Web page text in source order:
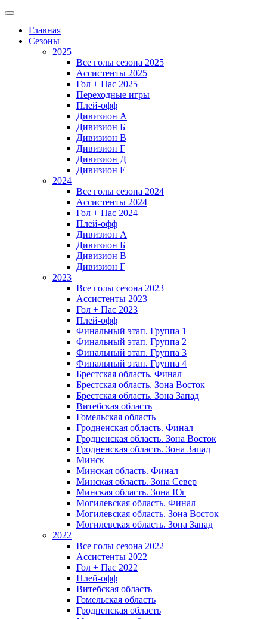
Главная
Сезоны
2025
Все голы сезона 2025
Ассистенты 2025
Гол + Пас 2025
Переходные игры
Плей-офф
Дивизион A
Дивизион Б
Дивизион В
Дивизион Г
Дивизион Д
Дивизион Е
2024
Все голы сезона 2024
Ассистенты 2024
Гол + Пас 2024
Плей-офф
Дивизион A
Дивизион Б
Дивизион В
Дивизион Г
2023
Все голы сезона 2023
Ассистенты 2023
Гол + Пас 2023
Плей-офф
Финальный этап. Группа 1
Финальный этап. Группа 2
Финальный этап. Группа 3
Финальный этап. Группа 4
Брестская область. Финал
Брестская область. Зона Восток
Брестская область. Зона Запад
Витебская область
Гомельская область
Гродненская область. Финал
Гродненская область. Зона Восток
Гродненская область. Зона Запад
Минск
Минская область. Финал
Минская область. Зона Север
Минская область. Зона Юг
Могилевская область. Финал
Могилевская область. Зона Восток
Могилевская область. Зона Запад
2022
Все голы сезона 2022
Ассистенты 2022
Гол + Пас 2022
Плей-офф
Витебская область
Гомельская область
Гродненская область